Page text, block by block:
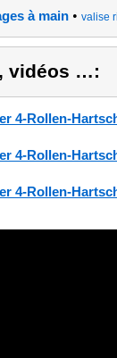
à main• valise
vidéos …:
4-Rollen-
4-Rollen-
4-Rollen-